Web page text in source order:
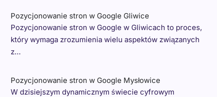
Pozycjonowanie stron w Google Gliwice
Pozycjonowanie stron w Google w Gliwicach to proces,
który wymaga zrozumienia wielu aspektów związanych
z…
Pozycjonowanie stron w Google Mysłowice
W dzisiejszym dynamicznym świecie cyfrowym